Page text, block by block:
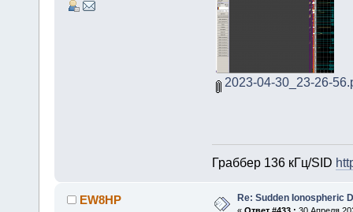
2023-04-30_23-26-
Граббер 136 кГц/SID
EW8HP Re: Sudden Ionospheric